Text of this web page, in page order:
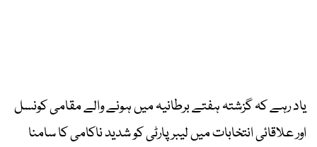
یاد رہے کہ گزشتہ ہفتے برطانیہ میں ہونے والے مقامی کونسل
اور علاقائی انتخابات میں لیبر پارٹی کو شدید ناکامی کا سامنا